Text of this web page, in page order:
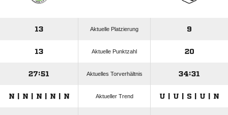
13 Aktuelle Platzierung 9
13 Aktuelle Punktzahl 20
27:51 Aktuelles Torverhältnis 34:31
N | N | N | N | N Aktueller Trend U | U | S | U | N